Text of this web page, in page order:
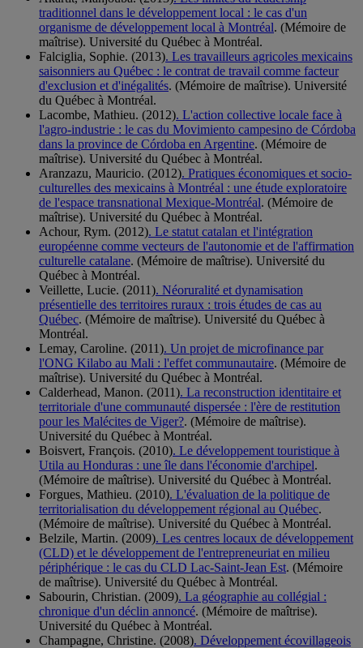
traditionnel dans le développement local : le cas d'un
organisme de développement local à Montréal. (Mémoire de
maîtrise). Université du Québec à Montréal.
Falciglia, Sophie. (2013). Les travailleurs agricoles mexicains
saisonniers au Québec : le contrat de travail comme facteur
d'exclusion et d'inégalités. (Mémoire de maîtrise). Université
du Québec à Montréal.
Lacombe, Mathieu. (2012). L'action collective locale face à
l'agro-industrie : le cas du Movimiento campesino de Córdoba
dans la province de Córdoba en Argentine. (Mémoire de
maîtrise). Université du Québec à Montréal.
Aranzazu, Mauricio. (2012). Pratiques économiques et socio-
culturelles des mexicains à Montréal : une étude exploratoire
de l'espace transnational Mexique-Montréal. (Mémoire de
maîtrise). Université du Québec à Montréal.
Achour, Rym. (2012). Le statut catalan et l'intégration
européenne comme vecteurs de l'autonomie et de l'affirmation
culturelle catalane. (Mémoire de maîtrise). Université du
Québec à Montréal.
Veillette, Lucie. (2011). Néoruralité et dynamisation
présentielle des territoires ruraux : trois études de cas au
Québec. (Mémoire de maîtrise). Université du Québec à
Montréal.
Lemay, Caroline. (2011). Un projet de microfinance par
l'ONG Kilabo au Mali : l'effet communautaire. (Mémoire de
maîtrise). Université du Québec à Montréal.
Calderhead, Manon. (2011). La reconstruction identitaire et
territoriale d'une communauté dispersée : l'ère de restitution
pour les Malécites de Viger?. (Mémoire de maîtrise).
Université du Québec à Montréal.
Boisvert, François. (2010). Le développement touristique à
Utila au Honduras : une île dans l'économie d'archipel.
(Mémoire de maîtrise). Université du Québec à Montréal.
Forgues, Mathieu. (2010). L'évaluation de la politique de
territorialisation du développement régional au Québec.
(Mémoire de maîtrise). Université du Québec à Montréal.
Belzile, Martin. (2009). Les centres locaux de développement
(CLD) et le développement de l'entrepreneuriat en milieu
périphérique : le cas du CLD Lac-Saint-Jean Est. (Mémoire
de maîtrise). Université du Québec à Montréal.
Sabourin, Christian. (2009). La géographie au collégial :
chronique d'un déclin annoncé. (Mémoire de maîtrise).
Université du Québec à Montréal.
Champagne, Christine. (2008). Développement écovillageois